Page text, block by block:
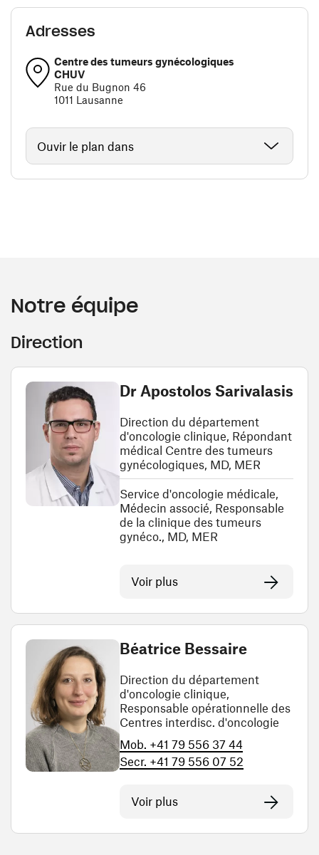
Adresses
Centre des tumeurs gynécologiques
CHUV
Rue du Bugnon 46
1011 Lausanne
Ouvir le plan dans
Notre équipe
Direction
Dr Apostolos Sarivalasis
Direction du département
d'oncologie clinique, Répondant
médical Centre des tumeurs
gynécologiques, MD, MER
Service d'oncologie médicale,
Médecin associé, Responsable
de la clinique des tumeurs
gynéco., MD, MER
Voir plus
Béatrice Bessaire
Direction du département
d'oncologie clinique,
Responsable opérationnelle des
Centres interdisc. d'oncologie
Mob. +41 79 556 37 44
Secr. +41 79 556 07 52
Voir plus